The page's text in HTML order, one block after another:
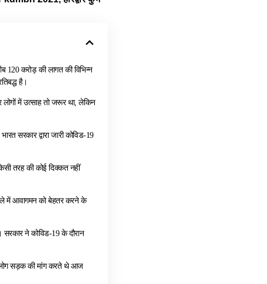
120 करोड़ की लागत की विभिन्न
है।
में उत्साह तो जरूर था, लेकिन
सरकार द्वारा जारी कोविड-19
तरह की कोई दिक्कत नहीं
में आवागमन को बेहतर करने के
सरकार ने कोविड-19 के दौरान
लोग सड़क की मांग करते थे आज